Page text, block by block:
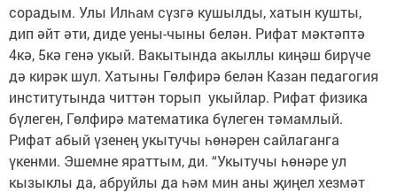
сорадым. Улы Илһам сүзгә кушылды, хатын кушты,
дип әйт әти, диде уены-чыны белән. Рифат мәктәптә
4кә, 5кә генә укый. Вакытында акыллы киңәш бирүче
дә кирәк шул. Хатыны Гөлфирә белән Казан педагогия
институтында читтән торып укыйлар. Рифат физика
бүлеген, Гөлфирә математика бүлеген тәмамлый.
Рифат абый үзенең укытучы һөнәрен сайлаганга
үкенми. Эшемне яраттым, ди. “Укытучы һөнәре ул
кызыклы да, абруйлы да һәм мин аны җиңел хезмәт